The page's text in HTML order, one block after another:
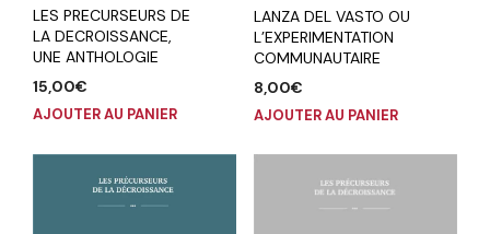
LES PRECURSEURS DE
LA DECROISSANCE,
UNE ANTHOLOGIE
15,00€
AJOUTER AU PANIER
LANZA DEL VASTO OU
L’EXPERIMENTATION
COMMUNAUTAIRE
8,00€
AJOUTER AU PANIER